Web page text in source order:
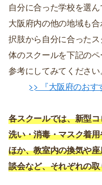
自分に合った学校を選ん
大阪府内の他の地域も
択肢から自分に合った
体のスクールを下記の
参考にしてみてください
>> 『大阪府のお
各スクールでは、新型
洗い・消毒・マスク着
ほか、教室内の換気や
談会など、それぞれの